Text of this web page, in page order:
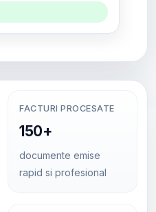
FACTURI PROCESATE
150+
documente emise
rapid si profesional